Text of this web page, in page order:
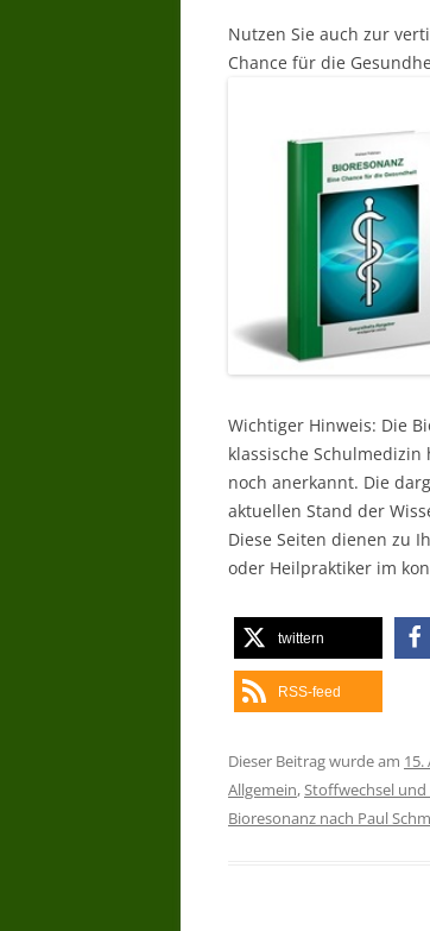
Nutzen Sie auch zur
Chance für die
Wichtiger Hinweis: Die
klassische
noch anerkannt. Die
aktuellen Stand der
Diese Seiten dienen zu
oder Heilpraktiker im
twittern
RSS-feed
Dieser Beitrag wurde am 15.
Allgemein,Stoffwechsel
Bioresonanz nach Paul